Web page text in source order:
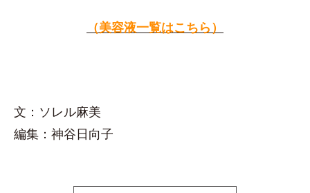
（美容液一覧はこちら）
文：ソレル麻美
編集：神谷日向子